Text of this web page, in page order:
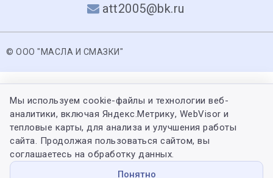
att2005@bk.ru
© ООО "МАСЛА И СМАЗКИ"
Мы используем cookie-файлы и технологии веб-
аналитики, включая Яндекс.Метрику, WebVisor и
тепловые карты, для анализа и улучшения работы
сайта. Продолжая пользоваться сайтом, вы
соглашаетесь на обработку данных.
Понятно